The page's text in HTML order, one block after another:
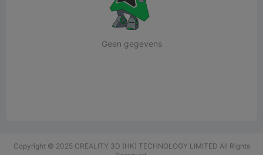
Geen gegevens
Copyright © 2025 CREALITY 3D (HK) TECHNOLOGY LIMITED All Rights